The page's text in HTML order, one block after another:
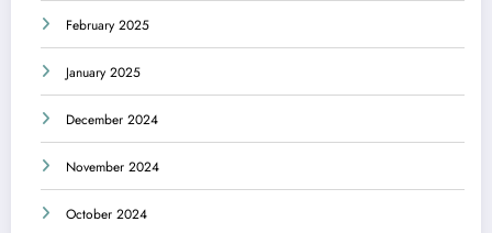
February 2025
January 2025
December 2024
November 2024
October 2024